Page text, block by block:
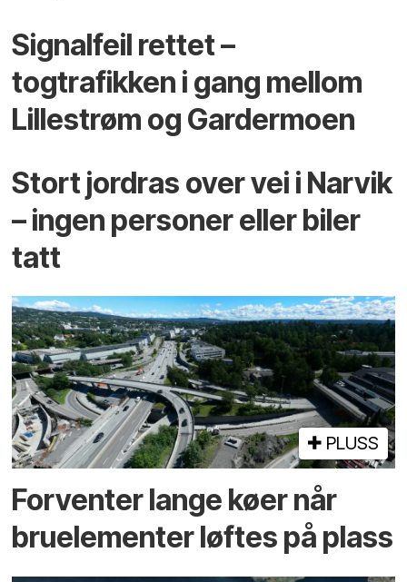
Signalfeil rettet –
togtrafikken i gang mellom
Lillestrøm og Gardermoen
Stort jordras over vei i Narvik
– ingen personer eller biler
tatt
PLUSS
Forventer lange køer når
bru­elementer løftes på plass